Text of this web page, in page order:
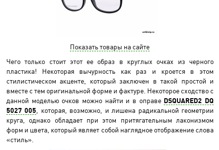
Показать товары на сайте
Чего только стоит этот ее образ в круглых очках из черного
пластика! Некоторая вычурность как раз и кроется в этом
стилистическом акценте, который заключен в такой простой и
вместе с тем оригинальной форме и фактуре. Некоторое сходство с
данной моделью очков можно найти и в оправе DSQUARED2 DQ
5027 005 , которая, возможно, и лишена радикальной геометрии
круга, однако обладает при этом притягательным лаконизмом
форм и цвета, который являет собой наглядное отображение слова
«стиль».